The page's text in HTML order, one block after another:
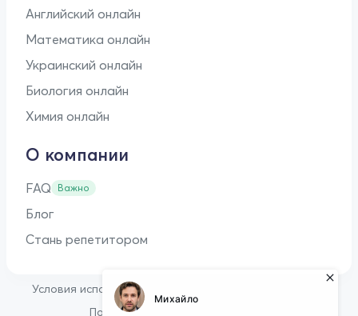
Английский онлайн
Математика онлайн
Украинский онлайн
Биология онлайн
Химия онлайн
О компании
FAQ Важно
Блог
Стань репетитором
Условия использования
Политика конфиденциальности